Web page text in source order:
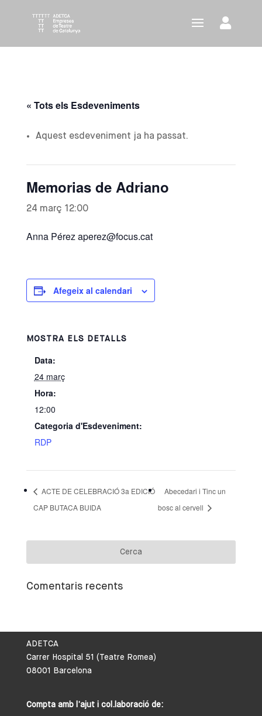
« Tots els Esdeveniments
Aquest esdeveniment ja ha passat.
Memorias de Adriano
24 març 12:00
Anna Pérez aperez@focus.cat
Afegeix al calendari
MOSTRA ELS DETALLS
Data:
24 març
Hora:
12:00
Categoria d'Esdeveniment:
RDP
ACTE DE CELEBRACIÓ 3a EDICIÓ
CAP BUTACA BUIDA
Abecedari i Tinc un
bosc al cervell
Comentaris recents
ADETCA
Carrer Hospital 51 (Teatre Romea)
08001 Barcelona
Compta amb l’ajut i col.laboració de: